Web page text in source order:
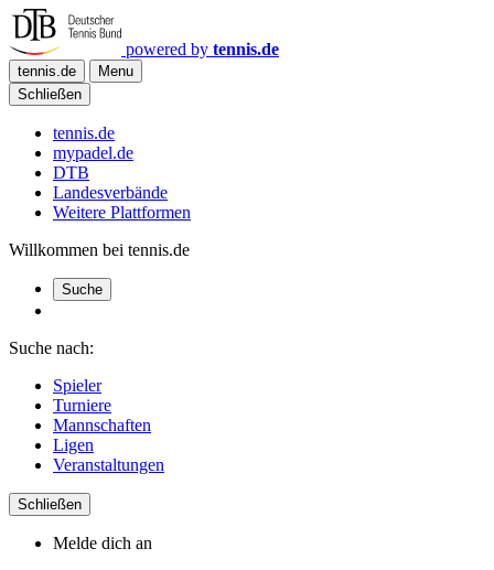
powered by tennis.de
tennis.de
Menu
Schließen
tennis.de
mypadel.de
DTB
Landesverbände
Weitere Plattformen
Willkommen bei tennis.de
Suche
Suche nach:
Spieler
Turniere
Mannschaften
Ligen
Veranstaltungen
Schließen
Melde dich an